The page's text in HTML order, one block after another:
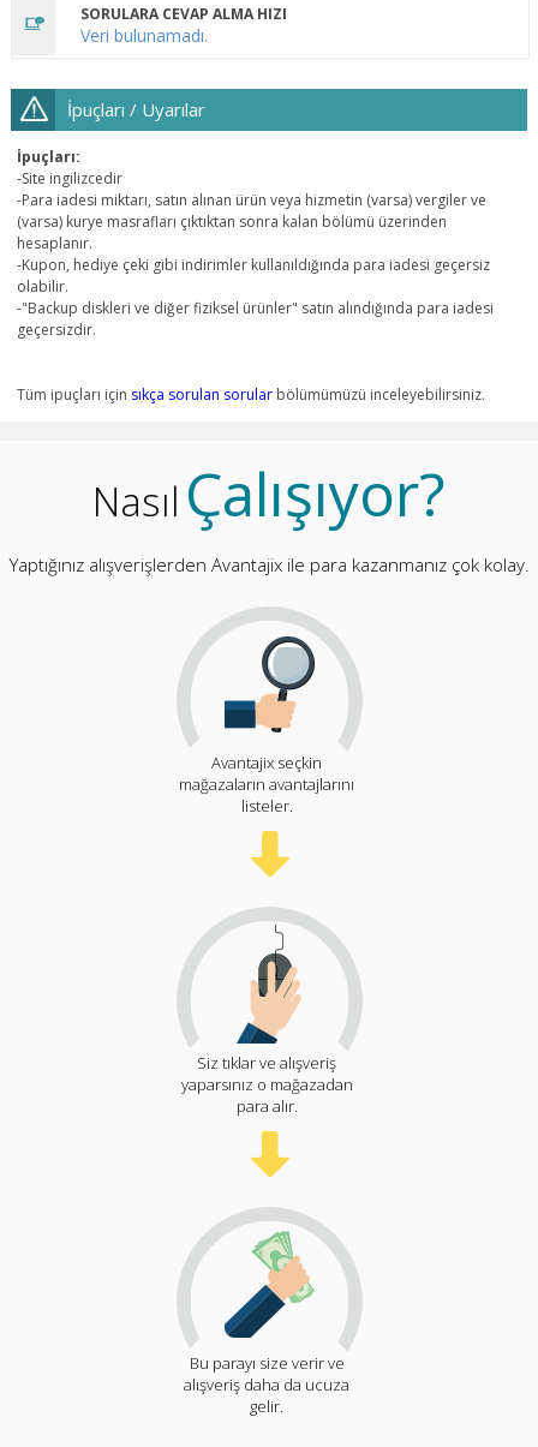
SORULARA CEVAP ALMA HIZI
Veri bulunamadı.
İpuçları / Uyarılar
İpuçları:
-Site ingilizcedir
-Para iadesi miktarı, satın alınan ürün veya hizmetin (varsa) vergiler ve
(varsa) kurye masrafları çıktıktan sonra kalan bölümü üzerinden
hesaplanır.
-Kupon, hediye çeki gibi indirimler kullanıldığında para iadesi geçersiz
olabilir.
-"Backup diskleri ve diğer fiziksel ürünler" satın alındığında para iadesi
geçersizdir.
Tüm ipuçları için sıkça sorulan sorularbölümümüzü inceleyebilirsiniz.
Nasıl Çalışıyor?
Yaptığınız alışverişlerden Avantajix ile para kazanmanız çok kolay.
Avantajix seçkin
mağazaların avantajlarını
listeler.
Siz tıklar ve alışveriş
yaparsınız o mağazadan
para alır.
Bu parayı size verir ve
alışveriş daha da ucuza
gelir.